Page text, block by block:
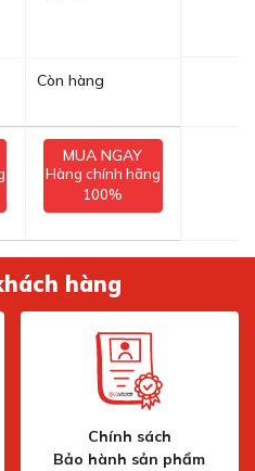
Còn hàng
MUA NGAY
Hàng chính hãng
100%
hàng
Chính sách
Bảo hành sản phẩm